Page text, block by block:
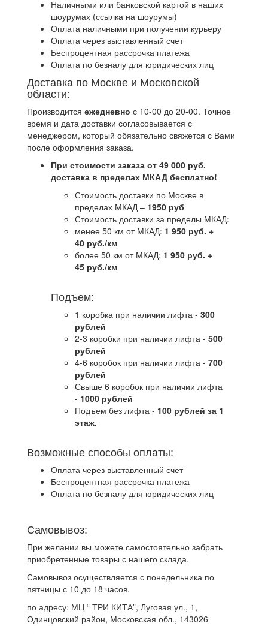
Наличными или банковской картой в наших
шоурумах (ссылка на шоурумы)
Оплата наличными при получении курьеру
Оплата через выставленный счет
Беспроцентная рассрочка платежа
Оплата по безналу для юридических лиц
Доставка по Москве и Московской
области:
Производится ежедневно с 10-00 до 20-00. Точное
время и дата доставки согласовывается с
менеджером, который обязательно свяжется с Вами
после оформления заказа.
При стоимости заказа от 49 000 руб.
доставка в пределах МКАД бесплатно!
Стоимость доставки по Москве в
пределах МКАД – 1950 руб
Стоимость доставки за пределы МКАД:
менее 50 км от МКАД: 1 950 руб. +
40 руб./км
более 50 км от МКАД: 1 950 руб. +
45 руб./км
Подъем:
1 коробка при наличии лифта - 300
рублей
2-3 коробки при наличии лифта - 500
рублей
4-6 коробок при наличии лифта - 700
рублей
Свыше 6 коробок при наличии лифта
- 1000 рублей
Подъем без лифта - 100 рублей за 1
этаж.
Возможные способы оплаты:
Оплата через выставленный счет
Беспроцентная рассрочка платежа
Оплата по безналу для юридических лиц
Самовывоз:
При желании вы можете самостоятельно забрать
приобретенные товары с нашего склада.
Самовывоз осуществляется с понедельника по
пятницы с 10 до 18 часов.
по адресу: МЦ “ ТРИ КИТА”, Луговая ул., 1,
Одинцовский район, Московская обл., 143026